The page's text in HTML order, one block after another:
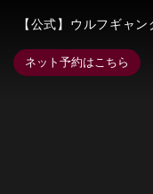
【公式】ウルフギャ
ネット予約はこちら